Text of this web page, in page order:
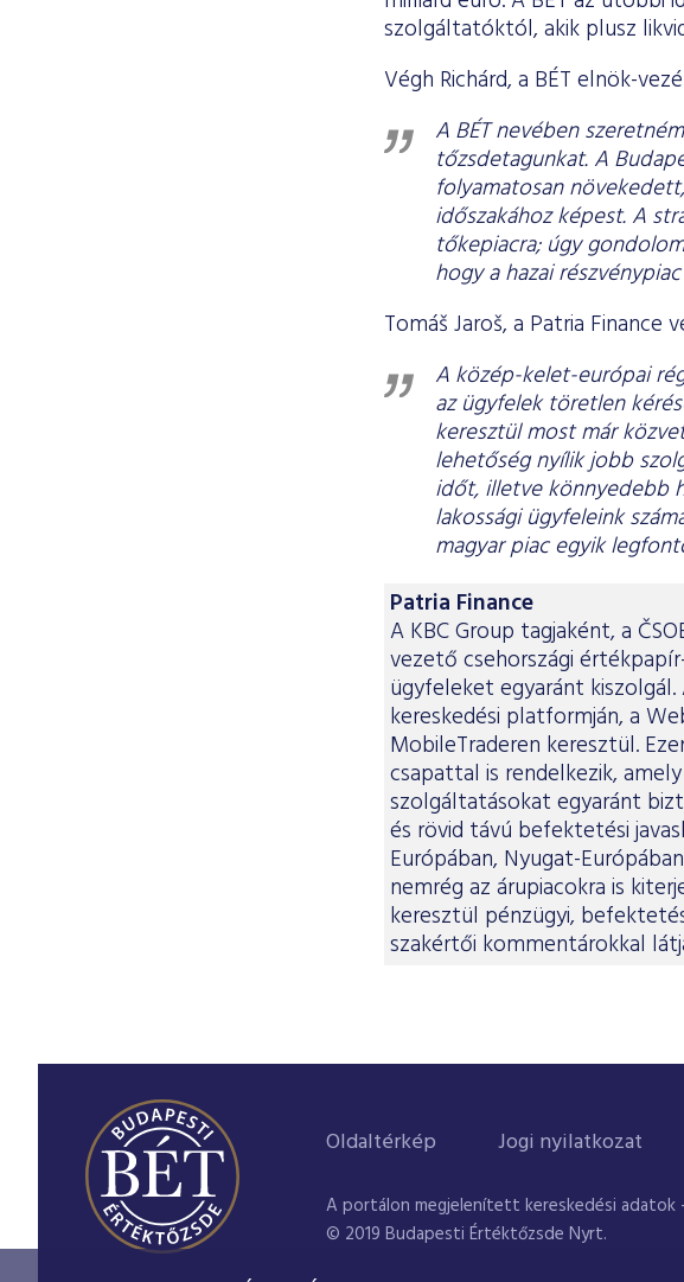
szolgáltatóktól, akik plusz
Végh Richárd, a BÉT elnök-
A BÉT nevében
tőzsdetagunkat. A
folyamatosan
időszakához képest. A
tőkepiacra; úgy
hogy a hazai
Tomáš Jaroš, a Patria
A közép-kelet-európai
az ügyfelek töretlen
keresztül most már
lehetőség nyílik jobb
időt, illetve könnyedebb
lakossági ügyfeleink
magyar piac egyik
Patria Finance
A KBC Group tagjaként, a
vezető csehországi
ügyfeleket egyaránt
kereskedési platformján, a
MobileTraderen keresztül.
csapattal is rendelkezik,
szolgáltatásokat egyaránt
és rövid távú befektetési
Európában, Nyugat-
nemrég az árupiacokra is
keresztül pénzügyi,
szakértői kommentárokkal
Oldaltérkép Jogi nyilatkozat
A portálon megjelenített kereskedési adatok
© 2019 Budapesti Értéktőzsde Nyrt.